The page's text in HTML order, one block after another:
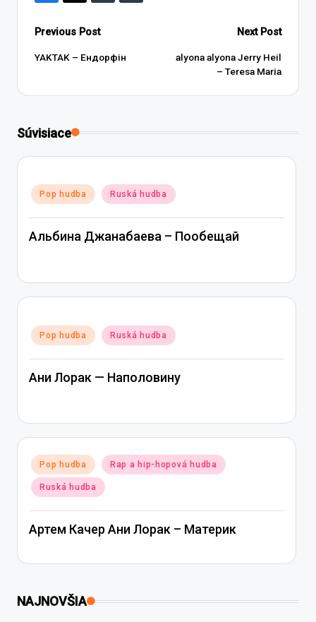
Post
navigation
Previous Post
YAKTAK – Ендорфін
Next Post
alyona alyona Jerry Heil
– Teresa Maria
Súvisiace
Posted
in
Pop hudba Ruská hudba
Альбина Джанабаева – Пообещай
Posted
in
Pop hudba Ruská hudba
Ани Лорак — Наполовину
Posted
in
Pop hudba Rap a hip-hopová hudba
Ruská hudba
Артем Качер Ани Лорак – Материк
NAJNOVŠIA